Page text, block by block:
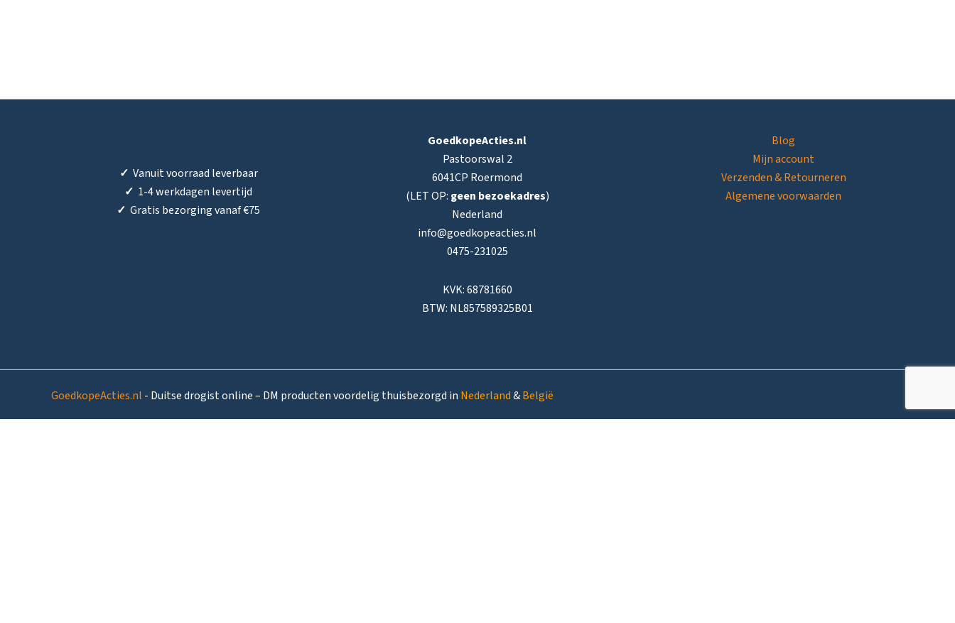
✓ Vanuit voorraad leverbaar
✓ 1-4 werkdagen levertijd
✓ Gratis bezorging vanaf €75
GoedkopeActies.nl
Pastoorswal 2
6041CP Roermond
(LET OP: geen bezoekadres)
Nederland
info@goedkopeacties.nl
0475-231025
KVK: 68781660
BTW: NL857589325B01
Blog
Mijn account
Verzenden & Retourneren
Algemene voorwaarden
GoedkopeActies.nl - Duitse drogist online – DM producten voordelig thuisbezorgd in Nederland&België